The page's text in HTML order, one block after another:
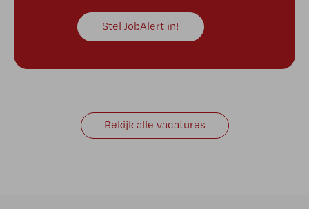
Stel JobAlert in!
Bekijk alle vacatures